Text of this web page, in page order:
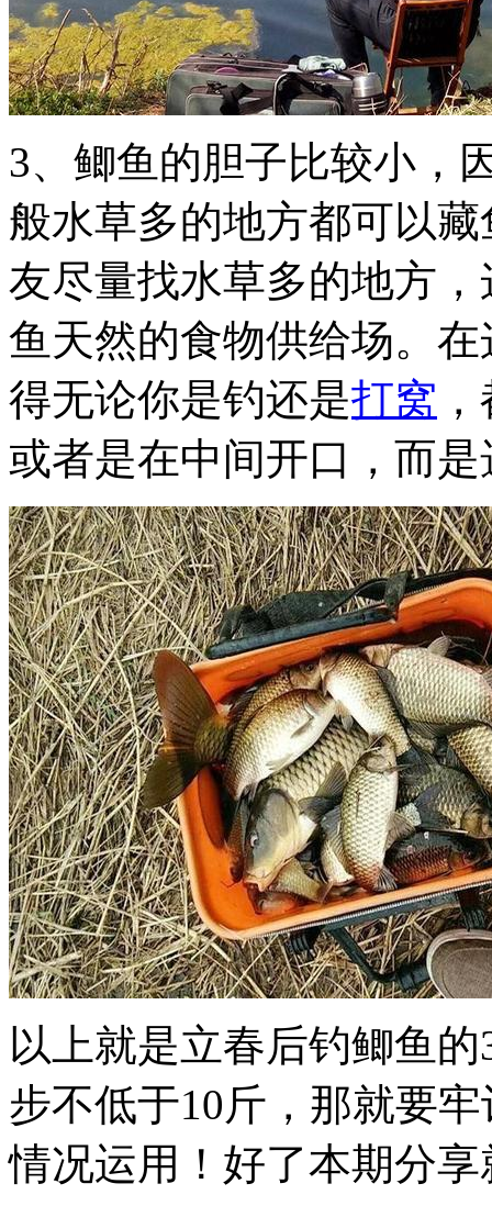
​3、鲫鱼的胆子比较小，
般水草多的地方都可以
友尽量找水草多的地方
鱼天然的食物供给场。
得无论你是钓还是打窝
或者是在中间开口，而
以上就是立春后钓鲫鱼
步不低于10斤，那就要
情况运用！好了本期分